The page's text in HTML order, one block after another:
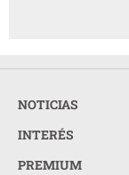
NOTICIAS
INTERÉS
PREMIUM